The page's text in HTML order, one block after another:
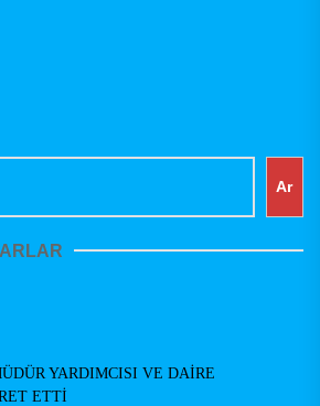
Ar
YARDIMCISI VE DAİRE
ETTİ